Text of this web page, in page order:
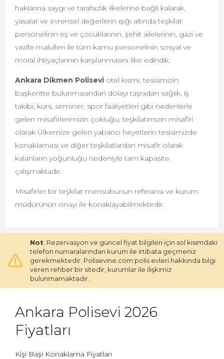
haklarına saygı ve tarafsızlık ilkelerine bağlı kalarak,
yasalar ve evrensel değerlerin ışığı altında teşkilat
personelinin eş ve çocuklarının, şehit ailelerinin, gazi ve
vazife malulleri ile tüm kamu personelinin sosyal ve
moral ihtiyaçlarının karşılanmasını ilke edindik.
Ankara Dikmen Polisevi otel kısmı, tesisimizin
başkentte bulunmasından dolayı taşradan sağlık, iş
takibi, kurs, seminer, spor faaliyetleri gibi nedenlerle
gelen misafirlerimizin çokluğu, teşkilatımızın misafiri
olarak Ülkemize gelen yabancı heyetlerin tesisimizde
konaklaması ve diğer teşkilatlardan misafir olarak
kalanların yoğunluğu nedeniyle tam kapasite
çalışmaktadır.
Misafirler bir teşkilat mensubunun referansı ve kurum
müdürünün onayı ile konaklayabilmektedir.
Not: Rezervasyon ve güncel fiyat bilgileri için sol kısımdaki
telefon numaralarından kurum ile irtibata geçmeniz
gerekmektedir. Polisevine.com polis evleri hakkında bilgi
veren rehber bir sitedir, kurumlar ile ilişkimiz
bulunmamaktadır.
Ankara Polisevi 2026
Fiyatları
Kişi Başı Konaklama Fiyatları